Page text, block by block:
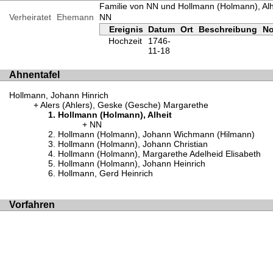
Familie von NN und Hollmann (Holmann),
Verheiratet
Ehemann
NN
Ereignis Datum Ort Beschreibung
Hochzeit
1746-
11-18
Ahnentafel
Hollmann, Johann Hinrich
Alers (Ahlers), Geske (Gesche) Margarethe
Hollmann (Holmann), Alheit
NN
Hollmann (Holmann), Johann Wichmann (Hilmann)
Hollmann (Holmann), Johann Christian
Hollmann (Holmann), Margarethe Adelheid Elisabeth
Hollmann (Holmann), Johann Heinrich
Hollmann, Gerd Heinrich
Vorfahren